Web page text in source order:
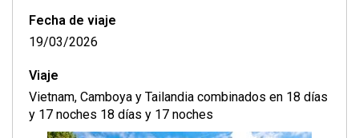
Fecha de viaje
19/03/2026
Viaje
Vietnam, Camboya y Tailandia combinados en 18 días
y 17 noches 18 días y 17 noches